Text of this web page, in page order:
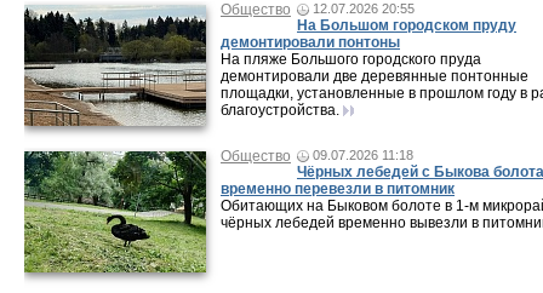
Общество 12.07.2026 20:55
На Большом городском пруду
демонтировали понтоны
На пляже Большого городского пруда
демонтировали две деревянные понтонные
площадки, установленные в прошлом году в
благоустройства.
Общество 09.07.2026 11:18
Чёрных лебедей с Быкова болота
временно перевезли в питомник
Обитающих на Быковом болоте в 1-м
чёрных лебедей временно вывезли в